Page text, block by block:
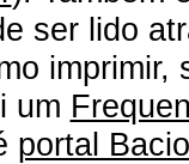
ser lido
um
portal